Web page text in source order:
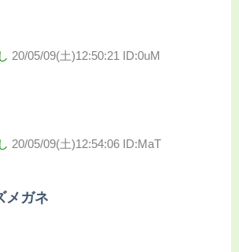
20/05/09(土)12:50:21 ID:0uM
20/05/09(土)12:54:06 ID:MaT
メガネ